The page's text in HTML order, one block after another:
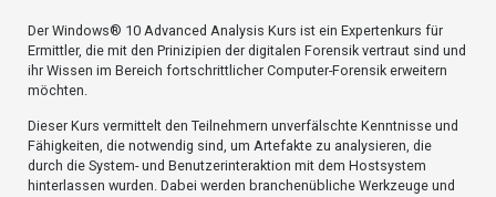
Der Windows® 10 Advanced Analysis Kurs ist ein Expertenkurs für
Ermittler, die mit den Prinizipien der digitalen Forensik vertraut sind und
ihr Wissen im Bereich fortschrittlicher Computer-Forensik erweitern
möchten.
Dieser Kurs vermittelt den Teilnehmern unverfälschte Kenntnisse und
Fähigkeiten, die notwendig sind, um Artefakte zu analysieren, die
durch die System- und Benutzerinteraktion mit dem Hostsystem
hinterlassen wurden. Dabei werden branchenübliche Werkzeuge und